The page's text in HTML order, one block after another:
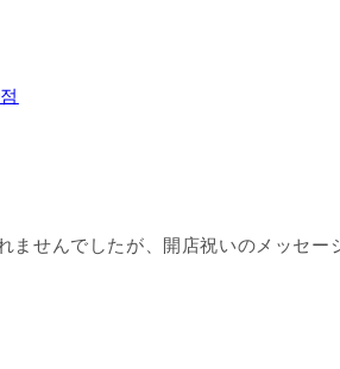
ませんでしたが、開店祝いのメッセー